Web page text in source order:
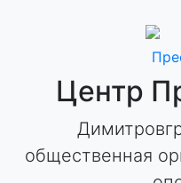
Центр
общественная